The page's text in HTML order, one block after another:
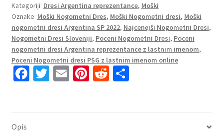
Domači
SP
2022
po
naročilu
količina
Kategoriji: Dresi Argentina reprezentance, Moški
Oznake: Moški Nogometni Dres, Moški Nogometni dresi, Moški
nogometni dresi Argentina SP 2022, Najcenejši Nogometni Dresi,
Nogometni Dresi Sloveniji, Poceni Nogometni Dresi, Poceni
nogometni dresi Argentina reprezentance z lastnim imenom,
Poceni Nogometni dresi PSG z lastnim imenom online
Fa T E Pi R S
Opis